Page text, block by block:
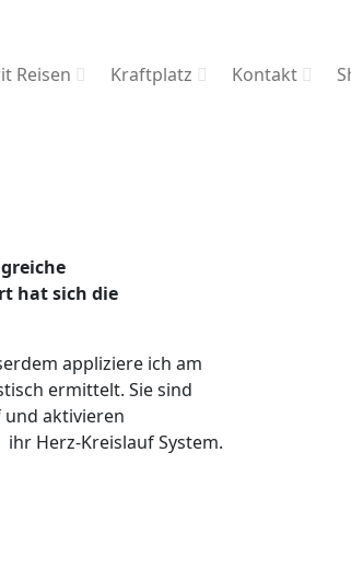
Reisen Kraftplatz Kontakt
hat sich die
appliziere ich am
ermittelt. Sie sind
und aktivieren
Herz-Kreislauf System.